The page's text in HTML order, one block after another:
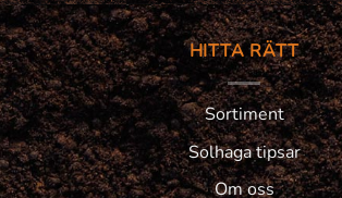
HITTA RÄTT
Sortiment
Solhaga tipsar
Om oss